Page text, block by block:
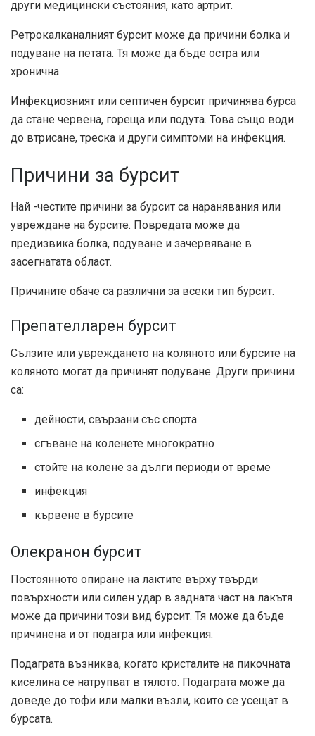
други медицински състояния, като артрит.
Ретрокалканалният бурсит може да причини болка и
подуване на петата. Тя може да бъде остра или
хронична.
Инфекциозният или септичен бурсит причинява бурса
да стане червена, гореща или подута. Това също води
до втрисане, треска и други симптоми на инфекция.
Причини за бурсит
Най -честите причини за бурсит са наранявания или
увреждане на бурсите. Повредата може да
предизвика болка, подуване и зачервяване в
засегнатата област.
Причините обаче са различни за всеки тип бурсит.
Препателларен бурсит
Сълзите или увреждането на коляното или бурсите на
коляното могат да причинят подуване. Други причини
са:
дейности, свързани със спорта
сгъване на коленете многократно
стойте на колене за дълги периоди от време
инфекция
кървене в бурсите
Олекранон бурсит
Постоянното опиране на лактите върху твърди
повърхности или силен удар в задната част на лакътя
може да причини този вид бурсит. Тя може да бъде
причинена и от подагра или инфекция.
Подаграта възниква, когато кристалите на пикочната
киселина се натрупват в тялото. Подаграта може да
доведе до тофи или малки възли, които се усещат в
бурсата.